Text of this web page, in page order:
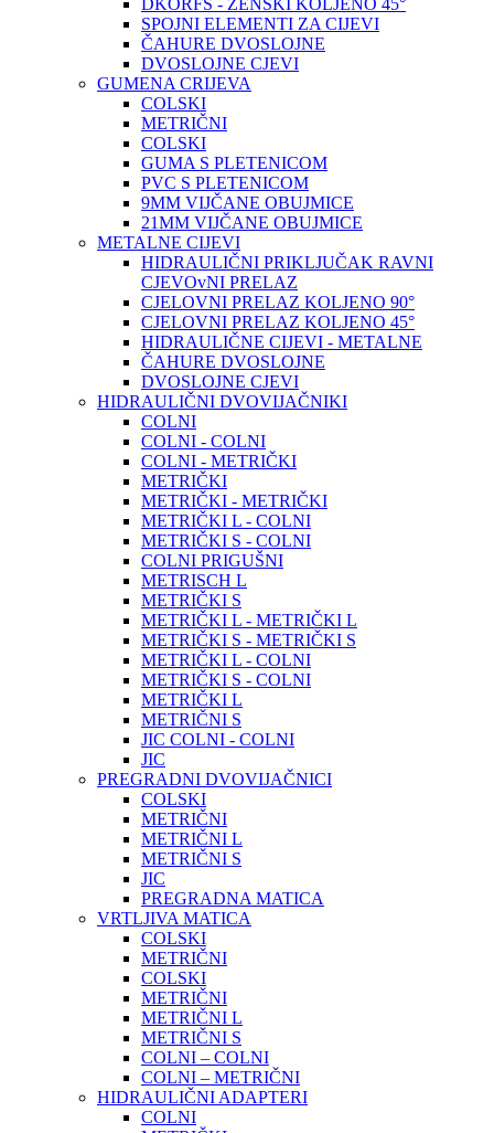
DKORFS - ŽENSKI KOLJENO 45°
SPOJNI ELEMENTI ZA CIJEVI
ČAHURE DVOSLOJNE
DVOSLOJNE CJEVI
GUMENA CRIJEVA
COLSKI
METRIČNI
COLSKI
GUMA S PLETENICOM
PVC S PLETENICOM
9MM VIJČANE OBUJMICE
21MM VIJČANE OBUJMICE
METALNE CIJEVI
HIDRAULIČNI PRIKLJUČAK RAVNI
CJEVOvNI PRELAZ
CJELOVNI PRELAZ KOLJENO 90°
CJELOVNI PRELAZ KOLJENO 45°
HIDRAULIČNE CIJEVI - METALNE
ČAHURE DVOSLOJNE
DVOSLOJNE CJEVI
HIDRAULIČNI DVOVIJAČNIKI
COLNI
COLNI - COLNI
COLNI - METRIČKI
METRIČKI
METRIČKI - METRIČKI
METRIČKI L - COLNI
METRIČKI S - COLNI
COLNI PRIGUŠNI
METRISCH L
METRIČKI S
METRIČKI L - METRIČKI L
METRIČKI S - METRIČKI S
METRIČKI L - COLNI
METRIČKI S - COLNI
METRIČKI L
METRIČNI S
JIC COLNI - COLNI
JIC
PREGRADNI DVOVIJAČNICI
COLSKI
METRIČNI
METRIČNI L
METRIČNI S
JIC
PREGRADNA MATICA
VRTLJIVA MATICA
COLSKI
METRIČNI
COLSKI
METRIČNI
METRIČNI L
METRIČNI S
COLNI – COLNI
COLNI – METRIČNI
HIDRAULIČNI ADAPTERI
COLNI